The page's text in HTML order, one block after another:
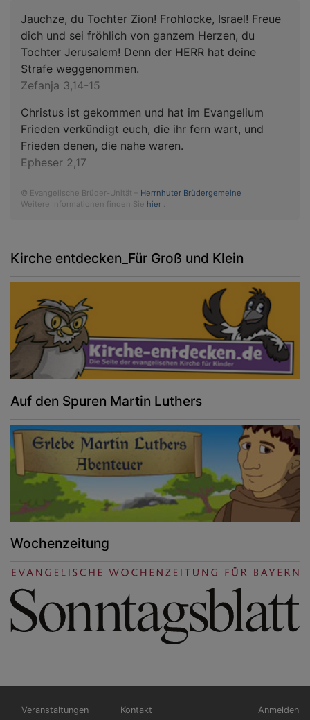
Jauchze, du Tochter Zion! Frohlocke, Israel! Freue
dich und sei fröhlich von ganzem Herzen, du
Tochter Jerusalem! Denn der HERR hat deine
Strafe weggenommen.
Zefanja 3,14-15
Christus ist gekommen und hat im Evangelium
Frieden verkündigt euch, die ihr fern wart, und
Frieden denen, die nahe waren.
Epheser 2,17
© Evangelische Brüder-Unität – Herrnhuter Brüdergemeine
Weitere Informationen finden Sie hier .
Kirche entdecken_Für Groß und Klein
Auf den Spuren Martin Luthers
Wochenzeitung
Hauptnavigation
Veranstaltungen Fußbereichsmenü
Kontakt Anmelden